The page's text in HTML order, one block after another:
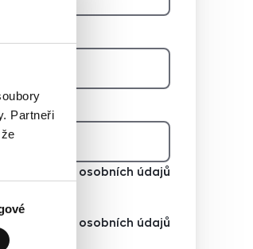
Partneři
zpracováním osobních údajů
zpracováním osobních údajů